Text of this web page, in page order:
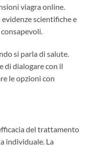
viagra online.
scientifiche e
si parla di salute.
di dialogare con il
le opzioni con
del trattamento
individuale. La